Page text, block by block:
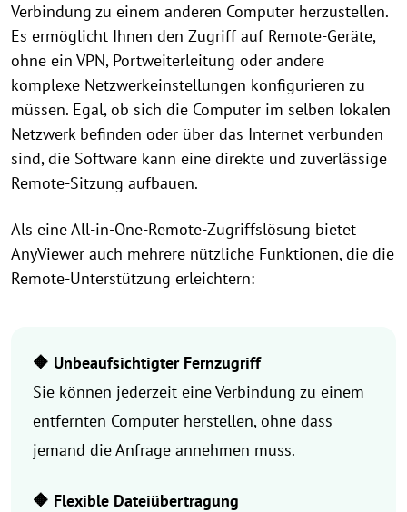
Verbindung zu einem anderen Computer herzustellen.
Es ermöglicht Ihnen den Zugriff auf Remote-Geräte,
ohne ein VPN, Portweiterleitung oder andere
komplexe Netzwerkeinstellungen konfigurieren zu
müssen. Egal, ob sich die Computer im selben lokalen
Netzwerk befinden oder über das Internet verbunden
sind, die Software kann eine direkte und zuverlässige
Remote-Sitzung aufbauen.
Als eine All-in-One-Remote-Zugriffslösung bietet
AnyViewer auch mehrere nützliche Funktionen, die die
Remote-Unterstützung erleichtern:
🔶 Unbeaufsichtigter Fernzugriff
Sie können jederzeit eine Verbindung zu einem
entfernten Computer herstellen, ohne dass
jemand die Anfrage annehmen muss.
🔶 Flexible Dateiübertragung